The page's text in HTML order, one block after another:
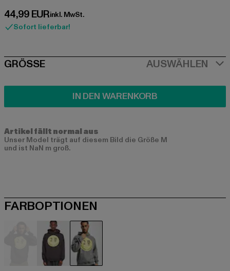
44,99 EUR
Derzeitiger Preis: 44,99 EUR
inkl. MwSt.
Sofort lieferbar!
SIZE
GRÖSSE AUSWÄHLEN
IN DEN WARENKORB
Artikel fällt normal aus
Unser Model trägt auf diesem Bild die Größe M
und ist NaN m groß.
FARBOPTIONEN